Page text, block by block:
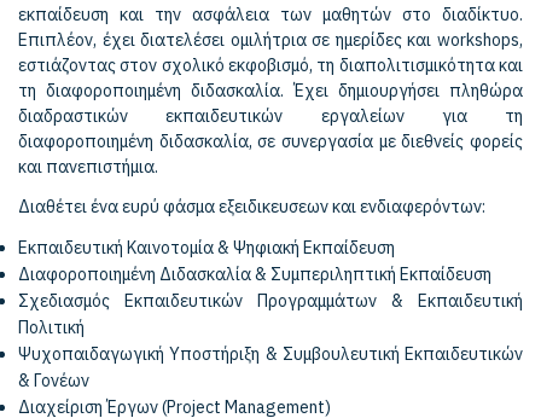
εκπαίδευση και την ασφάλεια των μαθητών στο διαδίκτυο.
Επιπλέον, έχει διατελέσει ομιλήτρια σε ημερίδες και workshops,
εστιάζοντας στον σχολικό εκφοβισμό, τη διαπολιτισμικότητα και
τη διαφοροποιημένη διδασκαλία. Έχει δημιουργήσει πληθώρα
διαδραστικών εκπαιδευτικών εργαλείων για τη
διαφοροποιημένη διδασκαλία, σε συνεργασία με διεθνείς φορείς
και πανεπιστήμια.
Διαθέτει ένα ευρύ φάσμα εξειδικευσεων και ενδιαφερόντων:
Εκπαιδευτική Καινοτομία & Ψηφιακή Εκπαίδευση
Διαφοροποιημένη Διδασκαλία & Συμπεριληπτική Εκπαίδευση
Σχεδιασμός Εκπαιδευτικών Προγραμμάτων & Εκπαιδευτική
Πολιτική
Ψυχοπαιδαγωγική Υποστήριξη & Συμβουλευτική Εκπαιδευτικών
& Γονέων
Διαχείριση Έργων (Project Management)